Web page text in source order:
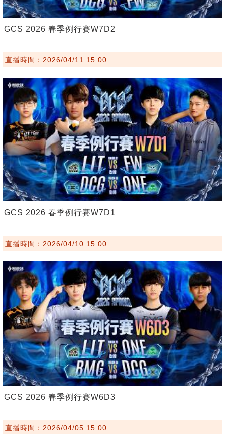
GCS 2026 春季例行賽W7D2
直播時間：2026/04/11 15:00
GCS 2026 春季例行賽W7D1
直播時間：2026/04/10 15:00
GCS 2026 春季例行賽W6D3
直播時間：2026/04/05 15:00